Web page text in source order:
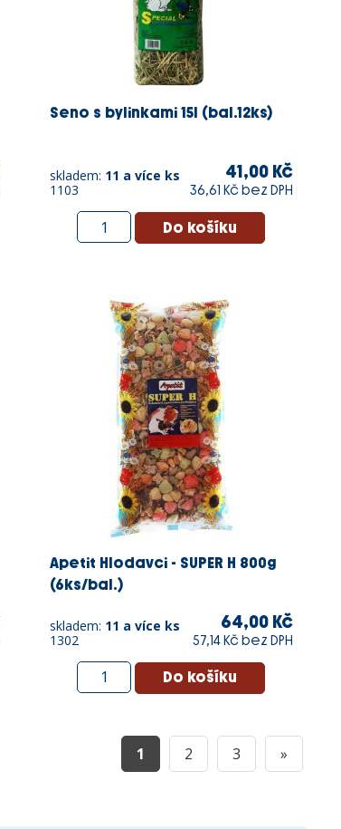
Seno s bylinkami 15l (bal.12ks)
skladem: 11 a více ks
1103
41,00 Kč
36,61 Kč bez DPH
Apetit Hlodavci - SUPER H 800g
(6ks/bal.)
skladem: 11 a více ks
1302
64,00 Kč
57,14 Kč bez DPH
1 2 3 »